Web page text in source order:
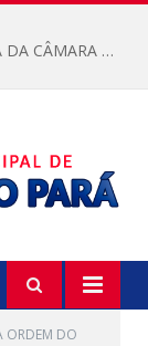
VEREADORA KEILA ASSUME A PRESIDÊNCIA DA CÂMARA MUNICIPAL.
ORDEM DO